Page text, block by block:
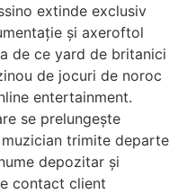
extinde exclusiv
și axeroftol
de ce yard de britanici
de jocuri de noroc
entertainment.
se prelungește
trimite departe
depozitar și
contact client